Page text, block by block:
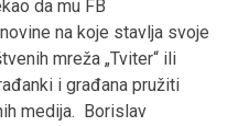
da mu FB
na koje stavlja svoje
mreža „Tviter“ ili
i građana pružiti
medija. Borislav